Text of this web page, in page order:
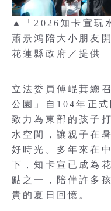
▲「2026知卡宣玩
蕭景鴻陪大小朋友
花蓮縣政府／提供
立法委員傅崐萁總
公園」自104年正
致力為東部的孩子
水空間，讓親子在
好時光。多年來在
下，知卡宣已成為
點之一，陪伴許多
貴的夏日回憶。